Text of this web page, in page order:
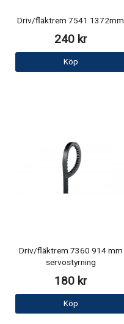
Driv/fläktrem 7541 1372mm
240 kr
Köp
Driv/fläktrem 7360 914 mm
servostyrning
180 kr
Köp